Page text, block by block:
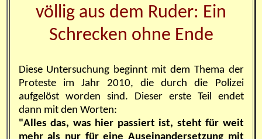
völlig aus dem Ruder: Ein
Schrecken ohne Ende
Diese Untersuchung beginnt mit dem Thema der
Proteste im Jahr 2010, die durch die Polizei
aufgelöst worden sind. Dieser erste Teil endet
dann mit den Worten:
"Alles das, was hier passiert ist, steht für weit
mehr als nur für eine Auseinandersetzung mit